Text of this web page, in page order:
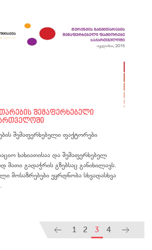
შემაფერხებელი
შემაფერხებელი ფაქტორები
ხახიათისაა და შემაფერხებელ
გადაჭრის გზებსაც განიხილავს.
მოსაზრებები ეყრდნობა სხვადასხვა
1 2 3 4